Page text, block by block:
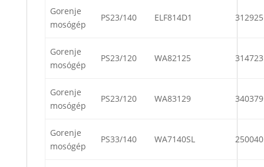
Gorenje
mosógép
PS23/140 ELF814D1 312925
Gorenje
mosógép
PS23/120 WA82125 314723
Gorenje
mosógép
PS23/120 WA83129 340379
Gorenje
mosógép
PS33/140 WA7140SL 250040